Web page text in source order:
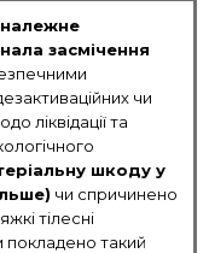
засмічення
чи
ліквідації та
шкоду у
чи спричинено
тілесні
такий